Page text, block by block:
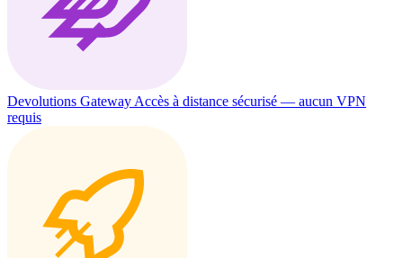
Devolutions Gateway Accès à distance sécurisé — aucun VPN
requis